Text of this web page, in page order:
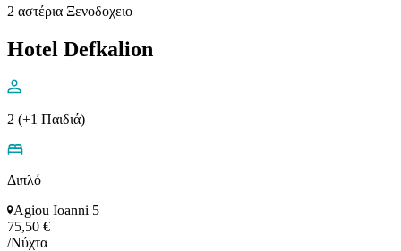
2 αστέρια Ξενοδοχειο
Hotel Defkalion
2 (+1 Παιδιά)
Διπλό
Agiou Ioanni 5
75,50 €
/Νύχτα